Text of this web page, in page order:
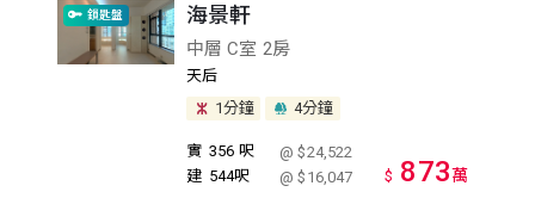
鎖匙盤 海景軒
中層 C室 2房
天后
1分鐘
4分鐘
實 356 呎
@ $24,522
建 544呎 @ $16,047 $ 873萬